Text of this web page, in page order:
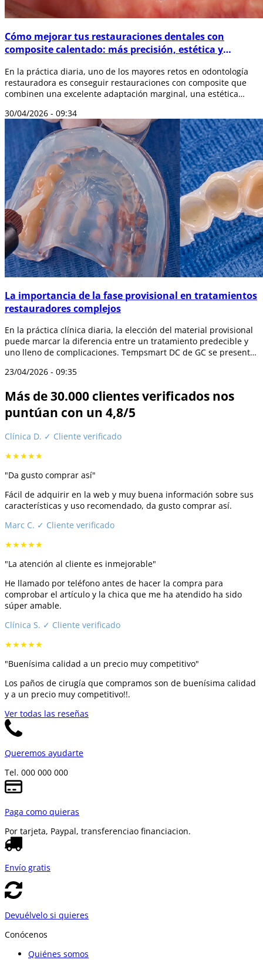
Cómo mejorar tus restauraciones dentales con
composite calentado: más precisión, estética y
En la práctica diaria, uno de los mayores retos en odontología
restauradora es conseguir restauraciones con composite que
combinen una excelente adaptación marginal, una estética
30/04/2026 - 09:34
La importancia de la fase provisional en tratamientos
restauradores complejos
En la práctica clínica diaria, la elección del material provisional
puede marcar la diferencia entre un tratamiento predecible y
uno lleno de complicaciones. Tempsmart DC de GC se presenta
23/04/2026 - 09:35
Más de 30.000 clientes verificados nos
puntúan con un 4,8/5
Clínica D. ✓ Cliente verificado
★★★★★
"Da gusto comprar así"
Fácil de adquirir en la web y muy buena información sobre sus
características y uso recomendado, da gusto comprar así.
Marc C. ✓ Cliente verificado
★★★★★
"La atención al cliente es inmejorable"
He llamado por teléfono antes de hacer la compra para
comprobar el artículo y la chica que me ha atendido ha sido
súper amable.
Clínica S. ✓ Cliente verificado
★★★★★
"Buenísima calidad a un precio muy competitivo"
Los paños de cirugía que compramos son de buenísima calidad
y a un precio muy competitivo!!.
Ver todas las reseñas
Queremos ayudarte
Tel. 000 000 000
Paga como quieras
Por tarjeta, Paypal, transferenciao financiacion.
Envío gratis
Devuélvelo si quieres
Conócenos
Quiénes somos